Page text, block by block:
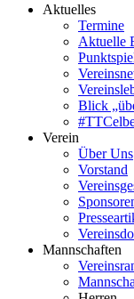
Aktuelles
Termine
Aktuelle
Blick
Verein
Über Uns
Vorstand
Mannschaften